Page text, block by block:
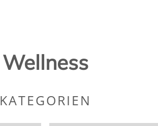
Wellness
KATEGORIEN